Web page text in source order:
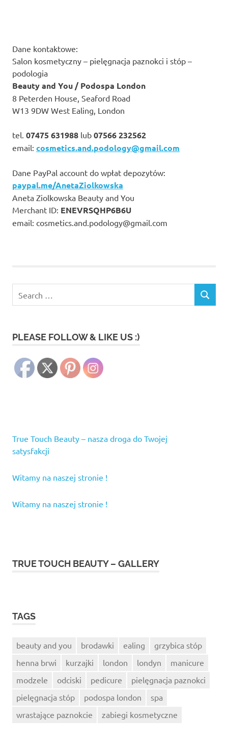
Dane kontaktowe:
Salon kosmetyczny – pielęgnacja paznokci i stóp –
podologia
Beauty and You / Podospa London
8 Peterden House, Seaford Road
W13 9DW West Ealing, London
tel. 07475 631988 lub 07566 232562
email: cosmetics.and.podology@gmail.com
Dane PayPal account do wpłat depozytów:
paypal.me/AnetaZiolkowska
Aneta Ziolkowska Beauty and You
Merchant ID: ENEVRSQHP6B6U
email: cosmetics.and.podology@gmail.com
for:
SEARCH
PLEASE FOLLOW & LIKE US :)
True Touch Beauty – nasza droga do Twojej
satysfakcji
Witamy na naszej stronie !
Witamy na naszej stronie !
TRUE TOUCH BEAUTY – GALLERY
TAGS
beauty and you brodawki ealing
grzybica stóp
henna brwi
kurzajki london londyn
manicure
modzele
odciski pedicure
pielęgnacja paznokci
pielęgnacja stóp
podospa london
spa
wrastające paznokcie
zabiegi kosmetyczne